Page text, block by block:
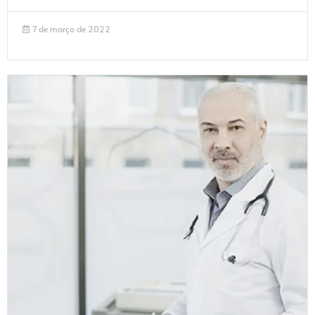
7 de março de 2022